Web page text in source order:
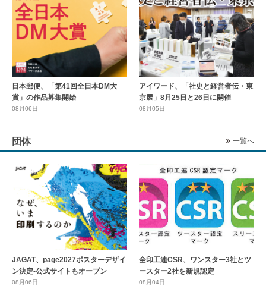
日本郵便、「第41回全日本DM大
賞」の作品募集開始
08月06日
アイワード、「社史と経営者伝・東
京展」8月25日と26日に開催
08月05日
団体 一覧へ
JAGAT、page2027ポスターデザイ
ン決定-公式サイトもオープン
08月06日
全印工連CSR、ワンスター3社とツ
ースター2社を新規認定
08月04日